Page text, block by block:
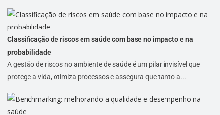
Classificação de riscos em saúde com base no impacto e na
probabilidade
A gestão de riscos no ambiente de saúde é um pilar invisível que
protege a vida, otimiza processos e assegura que tanto a...